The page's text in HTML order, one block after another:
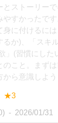
とストーリー
やすかったで
身に付けるに
るか)、「スキ
」(習慣にした
のこと。まず
から意識しよう
★3
2026/01/31